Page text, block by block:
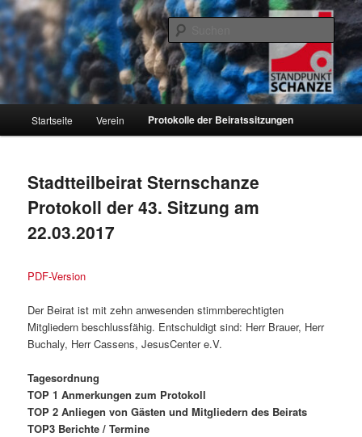
Zum
primären
Inhalt
springenStandpunkt.Schanze e.V.
Informationen über den Standpunkt.Schanze e.V. und den Hamburger
Stadtteil Sternschanze
Startseite Verein Protokolle der Beiratssitzungen
Stadtteilbeirat Sternschanze
Protokoll der 43. Sitzung am
22.03.2017
PDF-Version
Der Beirat ist mit zehn anwesenden stimmberechtigten
Mitgliedern beschlussfähig. Entschuldigt sind: Herr Brauer, Herr
Buchaly, Herr Cassens, JesusCenter e.V.
Tagesordnung
TOP 1 Anmerkungen zum Protokoll
TOP 2 Anliegen von Gästen und Mitgliedern des Beirats
TOP3 Berichte / Termine